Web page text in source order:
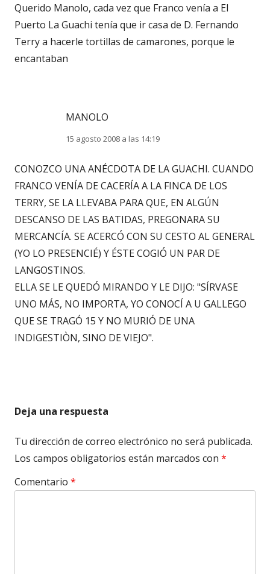
Querido Manolo, cada vez que Franco venía a El
Puerto La Guachi tenía que ir casa de D. Fernando
Terry a hacerle tortillas de camarones, porque le
encantaban
MANOLO
15 agosto 2008 a las 14:19
CONOZCO UNA ANÉCDOTA DE LA GUACHI. CUANDO
FRANCO VENÍA DE CACERÍA A LA FINCA DE LOS
TERRY, SE LA LLEVABA PARA QUE, EN ALGÚN
DESCANSO DE LAS BATIDAS, PREGONARA SU
MERCANCÍA. SE ACERCÓ CON SU CESTO AL GENERAL
(YO LO PRESENCIÉ) Y ÉSTE COGIÓ UN PAR DE
LANGOSTINOS.
ELLA SE LE QUEDÓ MIRANDO Y LE DIJO: "SÍRVASE
UNO MÁS, NO IMPORTA, YO CONOCÍ A U GALLEGO
QUE SE TRAGÓ 15 Y NO MURIÓ DE UNA
INDIGESTIÒN, SINO DE VIEJO".
Deja una respuesta
Tu dirección de correo electrónico no será publicada.
Los campos obligatorios están marcados con *
Comentario *